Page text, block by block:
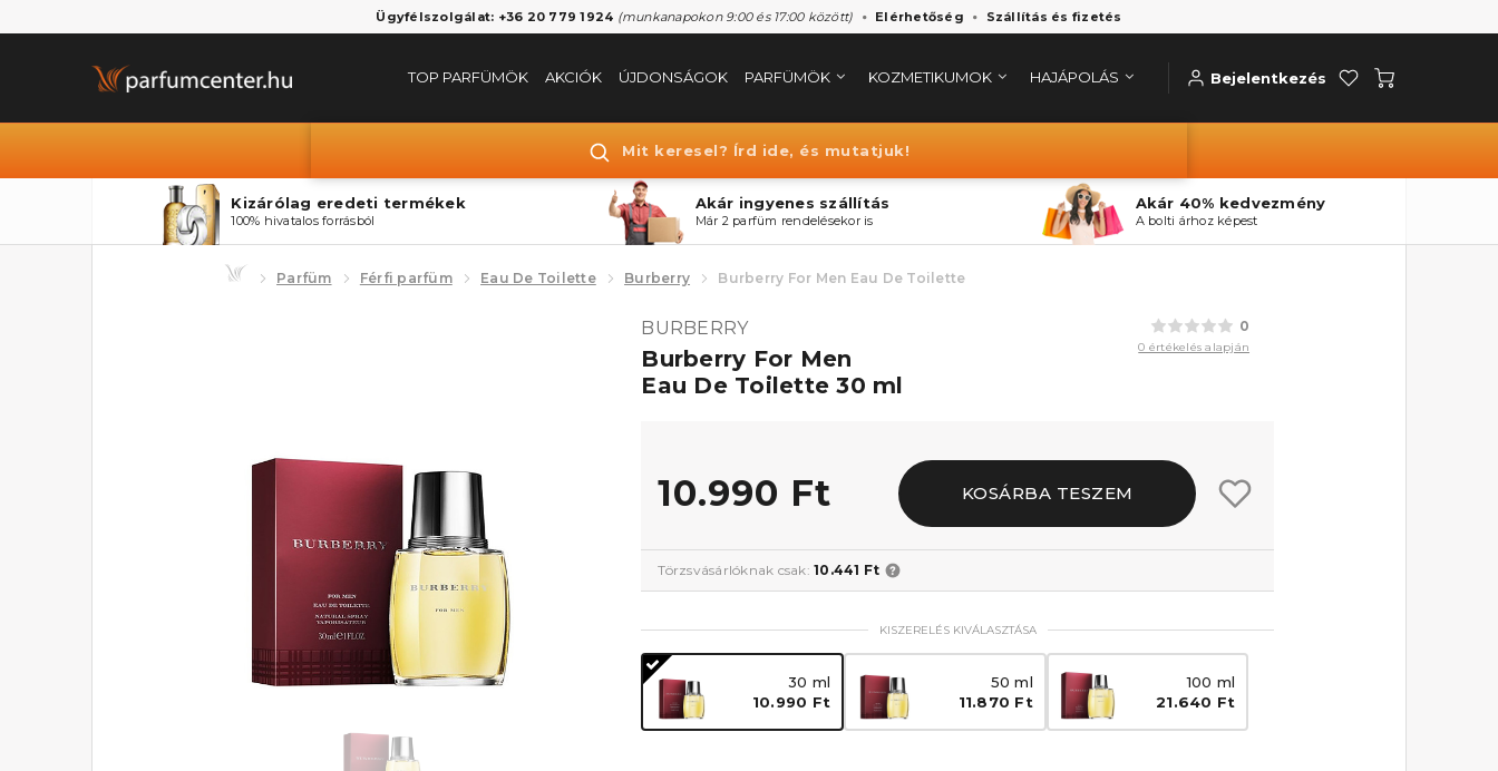
Ügyfélszolgálat: +36 20 779 1924 (munkanapokon 9:00 és 17:00 között) Elérhetőség Szállítás és fizetés
TOP PARFÜMÖK AKCIÓK ÚJDONSÁGOK PARFÜMÖK KOZMETIKUMOK HAJÁPOLÁS Bejelentkezés
Mit keresel? Írd ide, és mutatjuk!
Kizárólag eredeti termékek
100% hivatalos forrásból
Akár ingyenes szállítás
Már 2 parfüm rendelésekor is
Akár 40% kedvezmény
A bolti árhoz képest
Parfüm Férfi parfüm Eau De Toilette Burberry Burberry For Men Eau De Toilette
0
0 értékelés alapján
BURBERRY
Burberry For Men
Eau De Toilette 30 ml
10.990 Ft KOSÁRBA TESZEM
Törzsvásárlóknak csak:10.441 Ft
KISZERELÉS KIVÁLASZTÁSA
30 ml
10.990 Ft
50 ml
11.870 Ft
100 ml
21.640 Ft